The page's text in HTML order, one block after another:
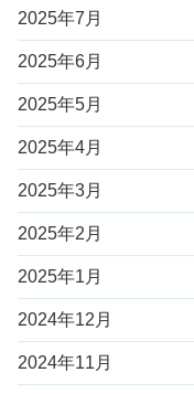
2025年7月
2025年6月
2025年5月
2025年4月
2025年3月
2025年2月
2025年1月
2024年12月
2024年11月